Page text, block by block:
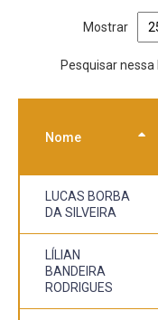
Mostrar
Pesquisar nessa
Nome
LUCAS BORBA
DA SILVEIRA
LÍLIAN
BANDEIRA
RODRIGUES